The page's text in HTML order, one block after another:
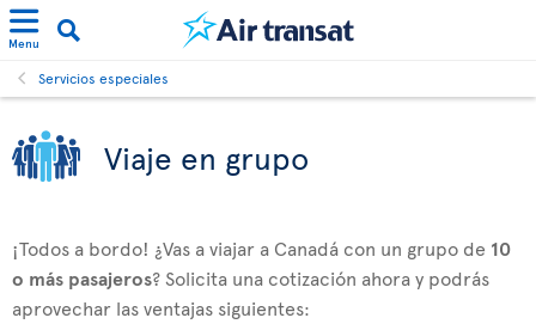
Menu
Servicios especiales
Viaje en grupo
¡Todos a bordo! ¿Vas a viajar a Canadá con un grupo de 10
o más pasajeros? Solicita una cotización ahora y podrás
aprovechar las ventajas siguientes: